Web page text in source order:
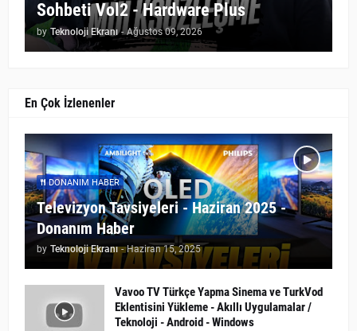
Sohbeti Vol2 - Hardware Plus
by Teknoloji Ekranı - Ağustos 09, 2026
En Çok İzlenenler
DONANIM HABER
Televizyon Tavsiyeleri - Haziran 2025 -
Donanım Haber
by Teknoloji Ekranı - Haziran 15, 2025
Vavoo TV Türkçe Yapma Sinema ve TurkVod
Eklentisini Yükleme - Akıllı Uygulamalar /
Teknoloji - Android - Windows